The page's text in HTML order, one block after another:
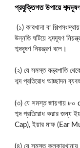
প্রযুক্তিগত উপায়ে শব্দদূষণ
(১) কারখানা বা
উন্নতি ঘটিয়ে শব্দদূষণ
শব্দদূষণ নিয়ন্ত্রণ বলে।
(২) যে সমস্ত যন্ত্রপাতি
শব্দ প্রতিরোধ আচ্ছাদন
(৩) যে সমস্ত জায়গায় ৮০
শব্দ প্রতিরোধ করার জন্য
Cap), ইয়ার মাফ (Ear
(৪) যে সমস্ত কলকারখানায়